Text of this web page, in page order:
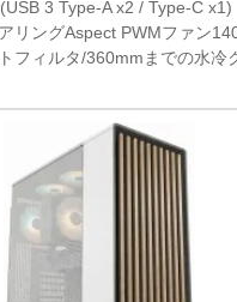
3 Type-A x2 / Type-C x1)
リングAspect PWMファン
フィルタ/360mmまでの水冷